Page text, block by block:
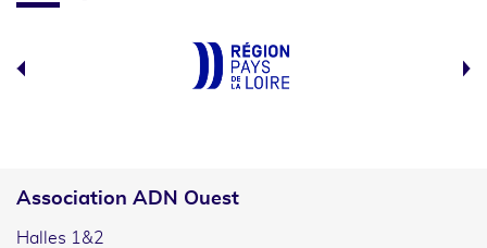
Association ADN Ouest
Halles 1&2